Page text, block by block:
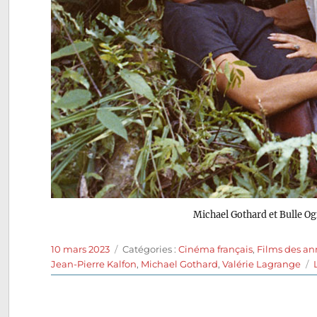
Michael Gothard et Bulle
Publié
le
10 mars 2023 Catégories
Catégories :Cinéma français, Films des
Jean-Pierre Kalfon, Michael Gothard,Valérie Lagrange